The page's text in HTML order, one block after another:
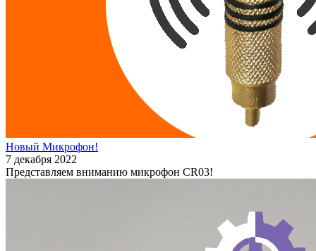
Новый Микрофон!
7 декабря 2022
Представляем вниманию микрофон CR03!